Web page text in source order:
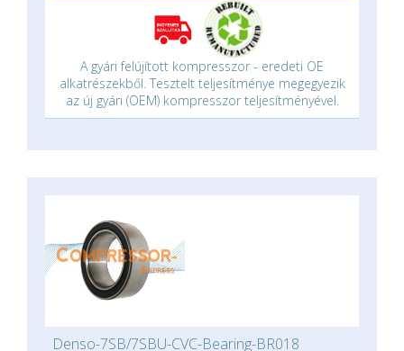
A gyári felújított kompresszor - eredeti OE
alkatrészekből. Tesztelt teljesítménye megegyezik
az új gyári (OEM) kompresszor teljesítményével.
Denso-7SB/7SBU-CVC-Bearing-BR018